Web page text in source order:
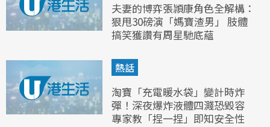
夫妻的博弈張頴康角色全解構：
狠甩30磅演「媽寶渣男」 肢體
搞笑獲讚有周星馳底蘊
熱話
淘寶「充電暖水袋」變計時炸
彈！深夜爆炸液體四濺恐毀容
專家教「捏一捏」即知安全性